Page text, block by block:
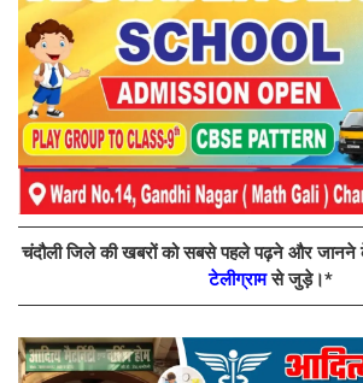
चंदौली जिले की खबरों को सबसे पहले पढ़ने और जानने
टेलीग्रामसे जुड़े।*